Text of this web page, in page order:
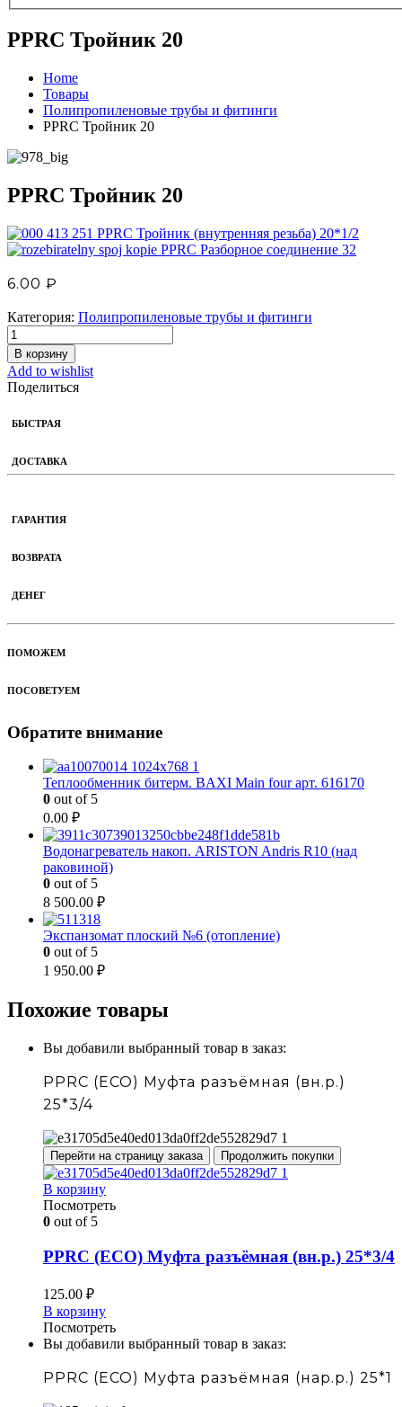
PPRC Тройник 20
Home
Товары
Полипропиленовые трубы и фитинги
PPRC Тройник 20
PPRC Тройник 20
PPRC Тройник (внутренняя резьба) 20*1/2
PPRC Разборное соединение 32
6.00 ₽
Категория: Полипропиленовые трубы и фитинги
В корзину
Add to wishlist
Поделиться
БЫСТРАЯ
ДОСТАВКА
ГАРАНТИЯ
ВОЗВРАТА
ДЕНЕГ
ПОМОЖЕМ
ПОСОВЕТУЕМ
Обратите внимание
Теплообменник битерм. BAXI Main four арт. 616170
0 out of 5
0.00 ₽
Водонагреватель накоп. ARISTON Andris R10 (над
раковиной)
0 out of 5
8 500.00 ₽
Экспанзомат плоский №6 (отопление)
0 out of 5
1 950.00 ₽
Похожие товары
Вы добавили выбранный товар в заказ:
PPRC (ECO) Муфта разъёмная (вн.р.)
25*3/4
Перейти на страницу заказа Продолжить покупки
В корзину
Посмотреть
0 out of 5
PPRC (ECO) Муфта разъёмная (вн.р.) 25*3/4
125.00 ₽
В корзину
Посмотреть
Вы добавили выбранный товар в заказ:
PPRC (ECO) Муфта разъёмная (нар.р.) 25*1